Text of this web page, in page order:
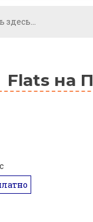
Flats на